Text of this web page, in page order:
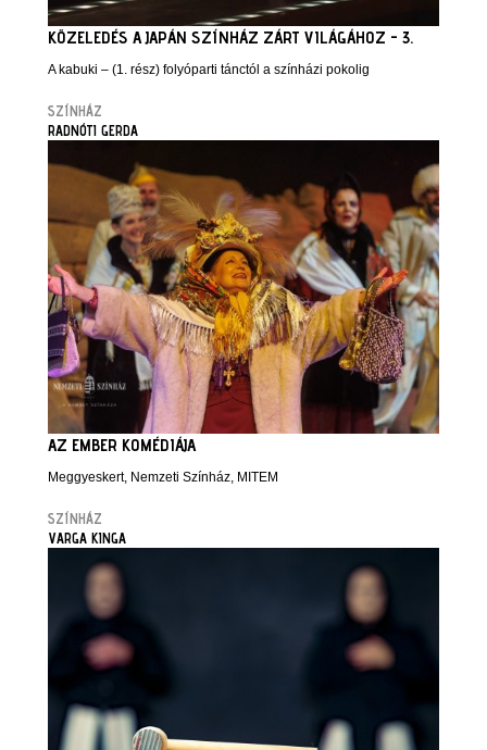
KÖZELEDÉS A JAPÁN SZÍNHÁZ ZÁRT VILÁGÁHOZ - 3.
A kabuki – (1. rész) folyóparti tánctól a színházi pokolig
SZÍNHÁZ
RADNÓTI GERDA
AZ EMBER KOMÉDIÁJA
Meggyeskert, Nemzeti Színház, MITEM
SZÍNHÁZ
VARGA KINGA